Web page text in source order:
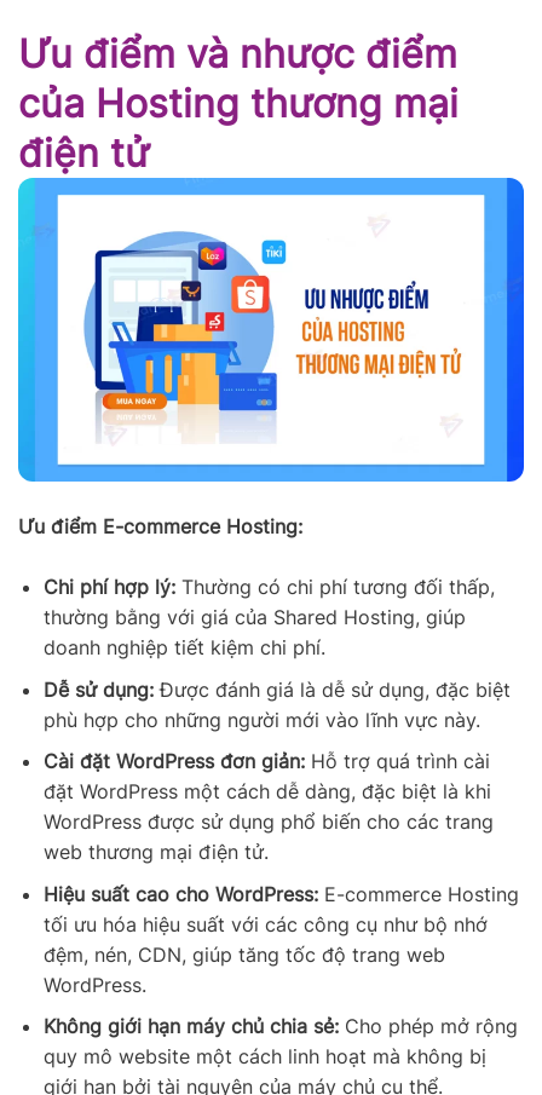
Ưu điểm và nhược điểm
của Hosting thương mại
điện tử
Ưu điểm E-commerce Hosting:
Chi phí hợp lý:Thường có chi phí tương đối thấp,
thường bằng với giá của Shared Hosting, giúp
doanh nghiệp tiết kiệm chi phí.
Dễ sử dụng:Được đánh giá là dễ sử dụng, đặc biệt
phù hợp cho những người mới vào lĩnh vực này.
Cài đặt WordPress đơn giản:Hỗ trợ quá trình cài
đặt WordPress một cách dễ dàng, đặc biệt là khi
WordPress được sử dụng phổ biến cho các trang
web thương mại điện tử.
Hiệu suất cao cho WordPress:E-commerce Hosting
tối ưu hóa hiệu suất với các công cụ như bộ nhớ
đệm, nén, CDN, giúp tăng tốc độ trang web
WordPress.
Không giới hạn máy chủ chia sẻ:Cho phép mở rộng
quy mô website một cách linh hoạt mà không bị
giới hạn bởi tài nguyên của máy chủ cụ thể.